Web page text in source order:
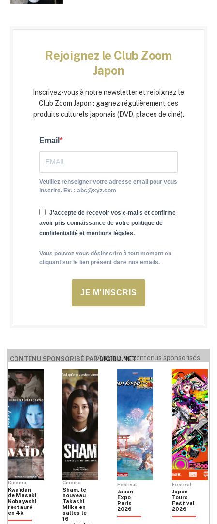
Rejoignez le Club Zoom
Japon
Inscrivez-vous à notre newsletter et rejoignez le
Club Zoom Japon : gagnez régulièrement des
produits culturels japonais (DVD, places de ciné).
Email
Veuillez renseigner votre adresse email pour vous
inscrire. Ex. : abc@xyz.com
J'accepte de recevoir vos e-mails et confirme
avoir pris connaissance de votre politique de
confidentialité et mentions légales.
Vous pouvez vous désinscrire à tout moment en
cliquant sur le lien présent dans nos emails.
JE M'INSCRIS
CONTENU SPONSORISÉ PARDIGIBU.NET
Voir plus de contenus sponsorisés
Cinéma
Kwaïdan
de Masaki
Kobayashi
restauré
en 4k
Cinéma
Sham, le
nouveau
Takashi
Miike en
salles le
16
Festival
Japan
Expo
Paris
2026
Festival
Japan
Tours
Festival
2026